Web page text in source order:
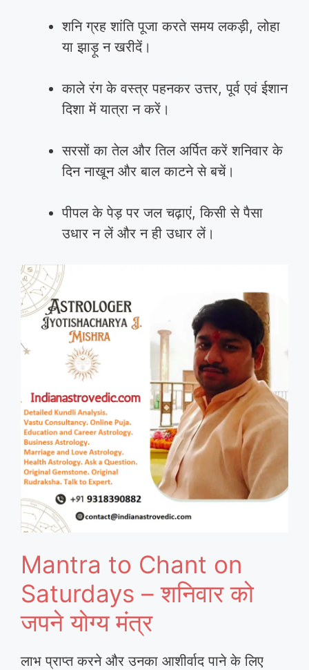
शनि ग्रह शांति पूजा करते समय लकड़ी, लोहा
या झाड़ू न खरीदें।
काले रंग के वस्त्र पहनकर उत्तर, पूर्व एवं ईशान
दिशा में यात्रा न करें।
सरसों का तेल और तिल अर्पित करें शनिवार के
दिन नाखून और बाल काटने से बचें।
पीपल के पेड़ पर जल चढ़ाएं, किसी से पैसा
उधार न लें और न ही उधार लें।
Mantra to Chant on
Saturdays – शनिवार को
जपने योग्य मंत्र
लाभ प्राप्त करने और उनका आशीर्वाद पाने के लिए